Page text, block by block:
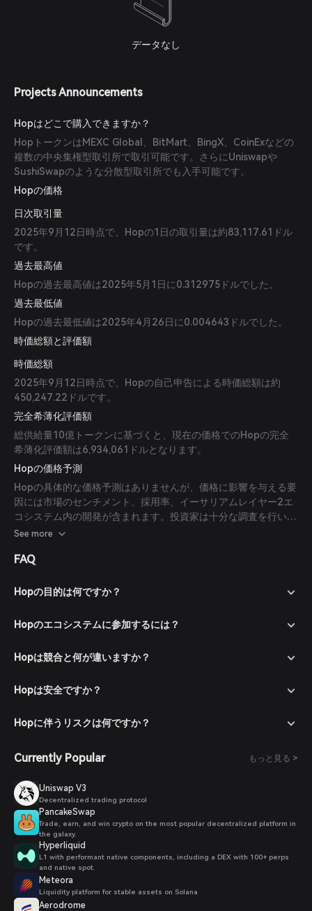
データなし
Projects Announcements
Hopはどこで購入できますか？
HopトークンはMEXC Global、BitMart、BingX、CoinExなどの
複数の中央集権型取引所で取引可能です。さらにUniswapや
SushiSwapのような分散型取引所でも入手可能です。
Hopの価格
日次取引量
2025年9月12日時点で、Hopの1日の取引量は約83,117.61ドル
です。
過去最高値
Hopの過去最高値は2025年5月1日に0.312975ドルでした。
過去最低値
Hopの過去最低値は2025年4月26日に0.004643ドルでした。
時価総額と評価額
時価総額
2025年9月12日時点で、Hopの自己申告による時価総額は約
450,247.22ドルです。
完全希薄化評価額
総供給量10億トークンに基づくと、現在の価格でのHopの完全
希薄化評価額は6,934,061ドルとなります。
Hopの価格予測
Hopの具体的な価格予測はありませんが、価格に影響を与える要
因には市場のセンチメント、採用率、イーサリアムレイヤー2エ
コシステム内の開発が含まれます。投資家は十分な調査を行い、
これらの要素を考慮してHopの可能性を評価すべきです。
See more
FAQ
Hopの目的は何ですか？
Hopのエコシステムに参加するには？
Hopは競合と何が違いますか？
Hopは安全ですか？
Hopに伴うリスクは何ですか？
Currently Popular もっと見る >
Uniswap V3
Decentralized trading protocol
PancakeSwap
Trade, earn, and win crypto on the most popular decentralized platform in
the galaxy.
Hyperliquid
L1 with performant native components, including a DEX with 100+ perps
and native spot.
Meteora
Liquidity platform for stable assets on Solana
Aerodrome